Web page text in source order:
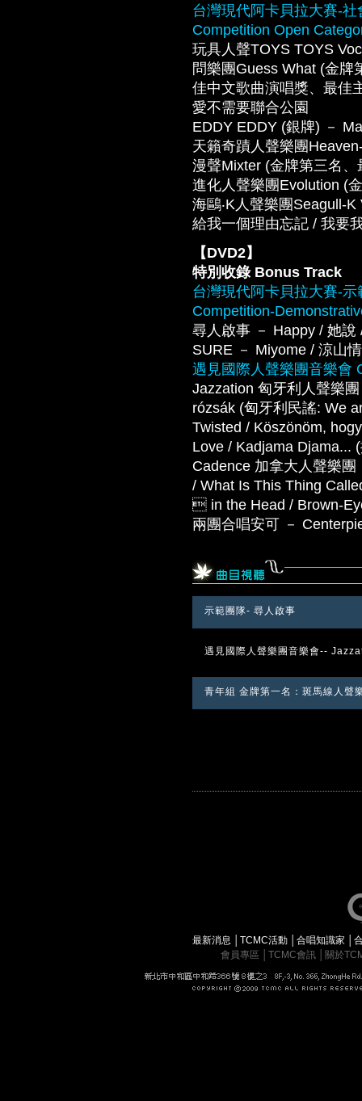
台灣現代阿卡貝拉大賽-
Competition Open
玩具人聲TOYS TOYS
問樂團Guess What (金牌
佳中文歌曲演唱獎、最佳
愛不需要聯合公園
EDDY EDDY (銀牌) －
天籟奇蹟人聲樂團
漫聲Mixter (金牌第三名
進化人聲樂團Evolution (
海鷗‧K人聲樂團Seagull-
給我一個理由忘記 / 我要
【DVD2】
特別收錄 Bonus Track
台灣現代阿卡貝拉大賽-
Competition-
尋人啟事 － Happy / 她
SURE － Miyome / 涼山
遇見國際人聲樂團音樂會
Jazzation 匈牙利人聲樂
rózsák (匈牙利民謠: We
Twisted / Köszönöm,
Love / Kadjama Djama...
Cadence 加拿大人聲樂
/ What Is This Thing
 in the Head / Brown-
兩團合唱安可 －
示範團隊- 尋人啟事
遇見國際人聲樂團音樂會--
青年組 金牌第一名：斑馬線人
最新消息 │TCMC活動 │合唱知識家 │
會員專區
TCMC會訊 關於